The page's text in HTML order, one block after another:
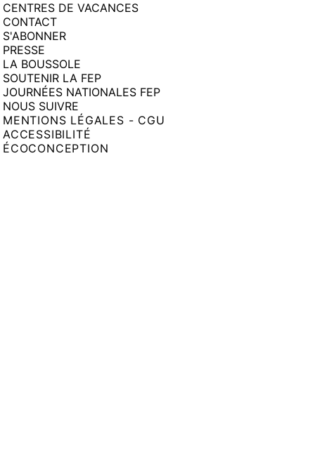
CENTRES DE VACANCES
CONTACT
S'ABONNER
PRESSE
LA BOUSSOLE
SOUTENIR LA FEP
JOURNÉES NATIONALES FEP
NOUS SUIVRE
MENTIONS LÉGALES - CGU
ACCESSIBILITÉ
ÉCOCONCEPTION